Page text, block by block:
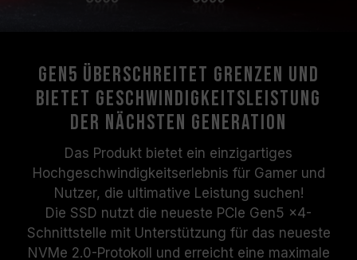
Gen5 überschreitet Grenzen und
bietet Geschwindigkeitsleistung
der nächsten Generation
Das Produkt bietet ein einzigartiges
Hochgeschwindigkeitserlebnis für Gamer und
Nutzer, die ultimative Leistung suchen!
Die SSD nutzt die neueste PCIe Gen5 x4-
Schnittstelle mit Unterstützung für das neueste
NVMe 2.0-Protokoll und erreicht eine maximale